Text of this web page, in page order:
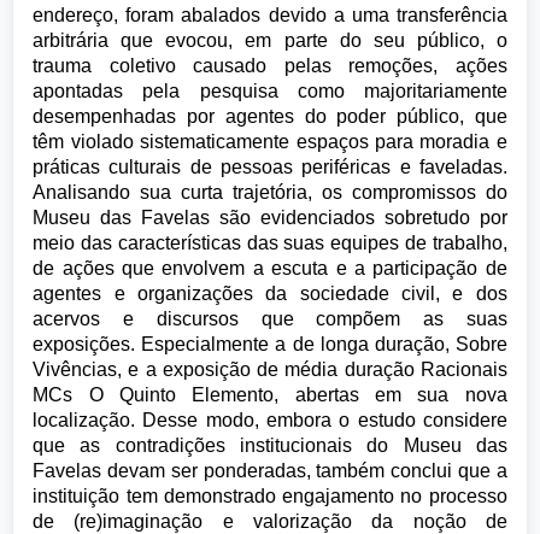
endereço, foram abalados devido a uma transferência
arbitrária que evocou, em parte do seu público, o
trauma coletivo causado pelas remoções, ações
apontadas pela pesquisa como majoritariamente
desempenhadas por agentes do poder público, que
têm violado sistematicamente espaços para moradia e
práticas culturais de pessoas periféricas e faveladas.
Analisando sua curta trajetória, os compromissos do
Museu das Favelas são evidenciados sobretudo por
meio das características das suas equipes de trabalho,
de ações que envolvem a escuta e a participação de
agentes e organizações da sociedade civil, e dos
acervos e discursos que compõem as suas
exposições. Especialmente a de longa duração, Sobre
Vivências, e a exposição de média duração Racionais
MCs O Quinto Elemento, abertas em sua nova
localização. Desse modo, embora o estudo considere
que as contradições institucionais do Museu das
Favelas devam ser ponderadas, também conclui que a
instituição tem demonstrado engajamento no processo
de (re)imaginação e valorização da noção de